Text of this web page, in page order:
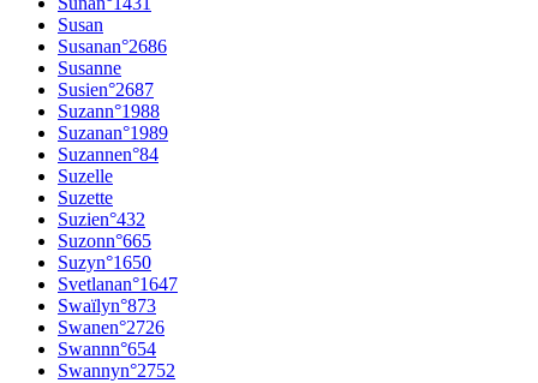
Susan
Susanan°2686
Susanne
Susien°2687
Suzann°1988
Suzanan°1989
Suzannen°84
Suzelle
Suzette
Suzien°432
Suzonn°665
Suzyn°1650
Svetlanan°1647
Swaïlyn°873
Swanen°2726
Swannn°654
Swannyn°2752